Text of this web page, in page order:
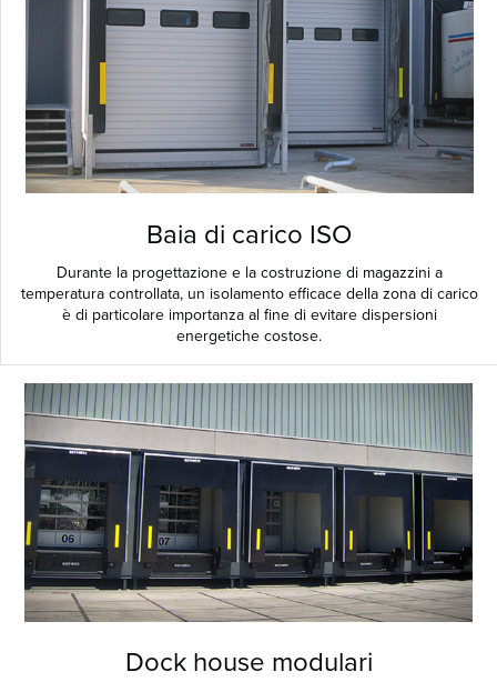
Baia di carico ISO
Durante la progettazione e la costruzione di magazzini a
temperatura controllata, un isolamento efficace della zona di carico
è di particolare importanza al fine di evitare dispersioni
energetiche costose.
Dock house modulari